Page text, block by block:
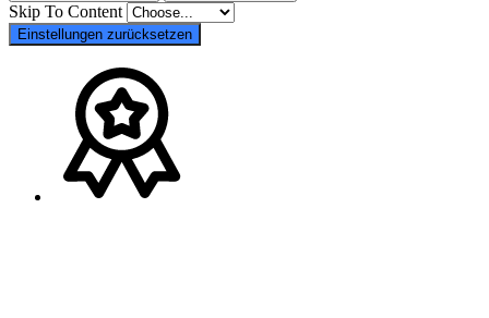
Skip To Content
Einstellungen zurücksetzen